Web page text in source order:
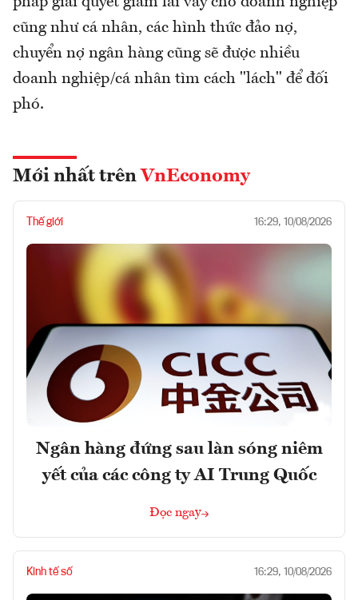
cũng như cá nhân, các hình thức đảo nợ,
chuyển nợ ngân hàng cũng sẽ được nhiều
doanh nghiệp/cá nhân tìm cách "lách" để đối
phó.
Mới nhất trên VnEconomy
Thế giới 16:29, 10/08/2026
Ngân hàng đứng sau làn sóng niêm
yết của các công ty AI Trung Quốc
Đọc ngay
Kinh tế số 16:29, 10/08/2026